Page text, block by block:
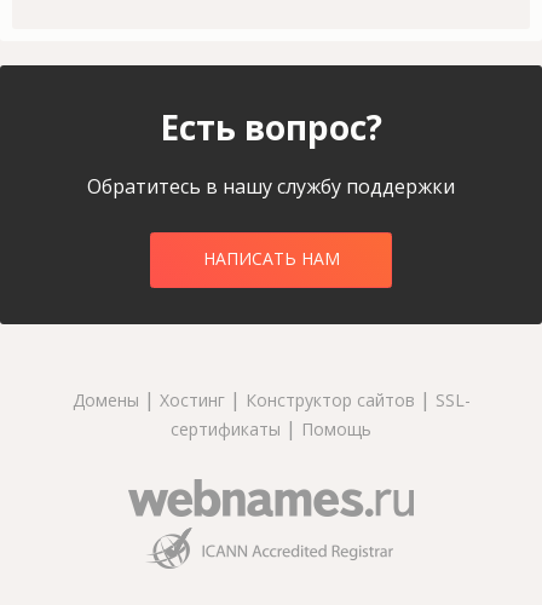
Есть вопрос?
Обратитесь в нашу службу поддержки
НАПИСАТЬ НАМ
Домены | Хостинг | Конструктор сайтов | SSL-
сертификаты | Помощь